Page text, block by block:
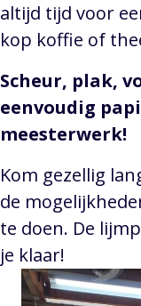
altijd tijd voor
kop koffie of
Scheur, plak,
eenvoudig
meesterwerk!
Kom gezellig
de
te doen. De
je klaar!